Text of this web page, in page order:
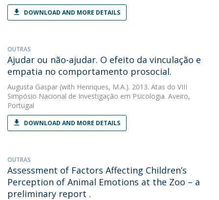
DOWNLOAD AND MORE DETAILS
OUTRAS
Ajudar ou não-ajudar. O efeito da vinculação e
empatia no comportamento prosocial.
Augusta Gaspar (with Henriques, M.A.). 2013. Atas do VIII
Simpósio Nacional de Investigação em Psicologia. Aveiro,
Portugal
DOWNLOAD AND MORE DETAILS
OUTRAS
Assessment of Factors Affecting Children’s
Perception of Animal Emotions at the Zoo – a
preliminary report .